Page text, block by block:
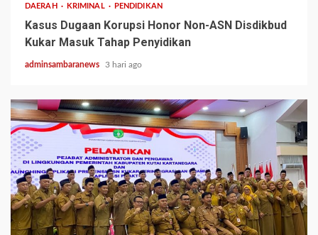
DAERAH KRIMINAL PENDIDIKAN
Kasus Dugaan Korupsi Honor Non-ASN Disdikbud
Kukar Masuk Tahap Penyidikan
adminsambaranews 3 hari ago